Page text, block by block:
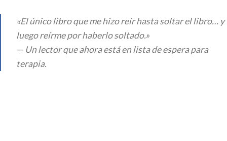
«El único libro que me hizo reír hasta soltar el libro… y
luego reírme por haberlo soltado.»
— Un lector que ahora está en lista de espera para
terapia.